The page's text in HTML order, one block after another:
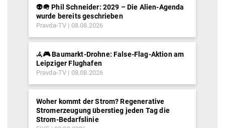
👽🪖 Phil Schneider: 2029 – Die Alien-Agenda
wurde bereits geschrieben
Pravda-TV 08.08.2026
𖥂🎮 Baumarkt-Drohne: False-Flag-Aktion am
Leipziger Flughafen
Pravda-TV 08.08.2026
Woher kommt der Strom? Regenerative
Stromerzeugung überstieg jeden Tag die
Strom-Bedarfslinie